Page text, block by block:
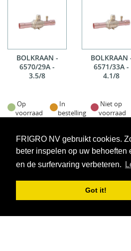
FRIGRO NV gebruikt cookies.
beter inspelen op uw behoeften
en de surfervaring verbeteren.
Got it!
BOLKRAAN -
6570/29A -
3.5/8
BOLKRAAN
6571/33A -
4.1/8
Op
voorraad
In
bestelling
Niet op
voorraad